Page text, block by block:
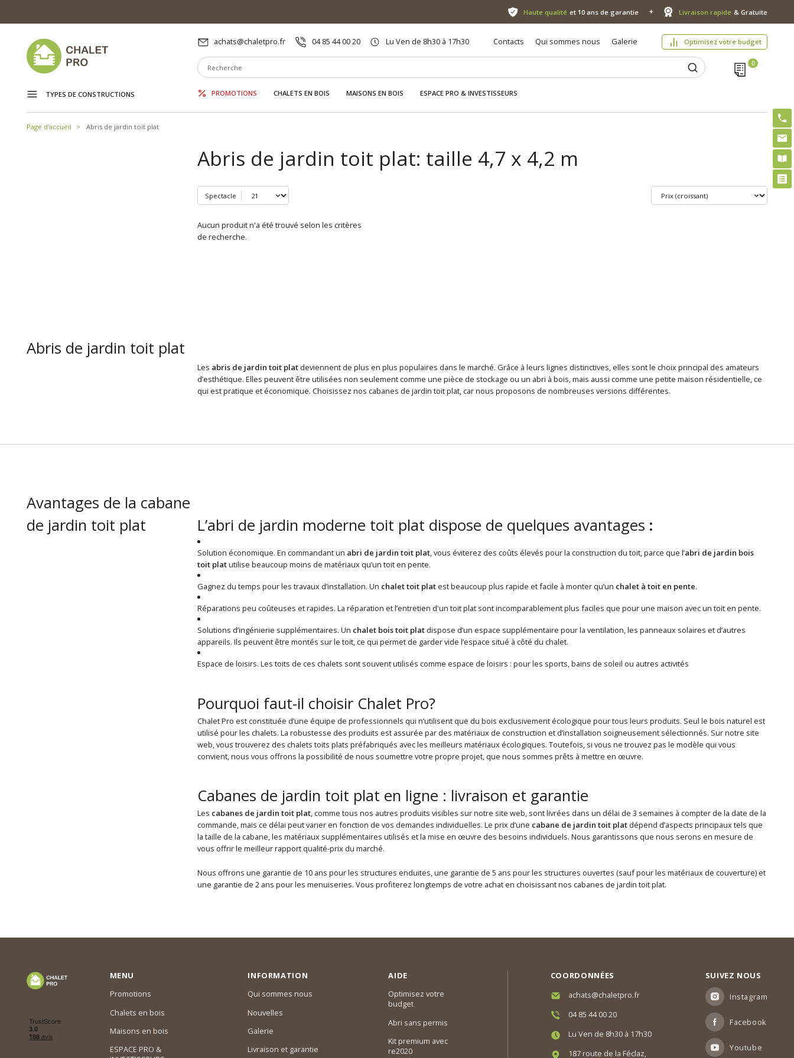
Haute qualité et 10 ans de garantie Livraison rapide & Gratuite
achats@chaletpro.fr 04 85 44 00 20 Lu Ven de 8h30 à 17h30 Contacts Qui sommes nous Galerie Optimisez votre budget
TYPES DE CONSTRUCTIONS PROMOTIONS CHALETS EN BOIS MAISONS EN BOIS ESPACE PRO & INVESTISSEURS
Page d'accueil Abris de jardin toit plat
Abris de jardin toit plat: taille 4,7 x 4,2 m
Spectacle
Aucun produit n'a été trouvé selon les critères
de recherche.
Abris de jardin toit plat
Les abris de jardin toit platdeviennent de plus en plus populaires dans le marché. Grâce à leurs lignes distinctives, elles sont le choix principal des amateurs
d’esthétique. Elles peuvent être utilisées non seulement comme une pièce de stockage ou un abri à bois, mais aussi comme une petite maison résidentielle, ce
qui est pratique et économique. Choisissez nos cabanes de jardin toit plat, car nous proposons de nombreuses versions différentes.
Avantages de la cabane
de jardin toit plat
L’abri de jardin moderne toit plat dispose de quelques avantages :
Solution économique. En commandant un abri de jardin toit plat, vous éviterez des coûts élevés pour la construction du toit, parce que l’abri de jardin bois
toit platutilise beaucoup moins de matériaux qu’un toit en pente.
Gagnez du temps pour les travaux d’installation. Un chalet toit platest beaucoup plus rapide et facile à monter qu’un chalet à toit en pente.
Réparations peu coûteuses et rapides. La réparation et l’entretien d'un toit plat sont incomparablement plus faciles que pour une maison avec un toit en pente.
Solutions d’ingénierie supplémentaires. Un chalet bois toit platdispose d’un espace supplémentaire pour la ventilation, les panneaux solaires et d’autres
appareils. Ils peuvent être montés sur le toit, ce qui permet de garder vide l’espace situé à côté du chalet.
Espace de loisirs. Les toits de ces chalets sont souvent utilisés comme espace de loisirs : pour les sports, bains de soleil ou autres activités
Pourquoi faut-il choisir Chalet Pro?
Chalet Pro est constituée d’une équipe de professionnels qui n’utilisent que du bois exclusivement écologique pour tous leurs produits. Seul le bois naturel est
utilisé pour les chalets. La robustesse des produits est assurée par des matériaux de construction et d’installation soigneusement sélectionnés. Sur notre site
web, vous trouverez des chalets toits plats préfabriqués avec les meilleurs matériaux écologiques. Toutefois, si vous ne trouvez pas le modèle qui vous
convient, nous vous offrons la possibilité de nous soumettre votre propre projet, que nous sommes prêts à mettre en œuvre.
Cabanes de jardin toit plat en ligne : livraison et garantie
Les cabanes de jardin toit plat, comme tous nos autres produits visibles sur notre site web, sont livrées dans un délai de 3 semaines à compter de la date de la
commande, mais ce délai peut varier en fonction de vos demandes individuelles. Le prix d’une cabane de jardin toit plat dépend d’aspects principaux tels que
la taille de la cabane, les matériaux supplémentaires utilisés et la mise en œuvre des besoins individuels. Nous garantissons que nous serons en mesure de
vous offrir le meilleur rapport qualité-prix du marché.
Nous offrons une garantie de 10 ans pour les structures enduites, une garantie de 5 ans pour les structures ouvertes (sauf pour les matériaux de couverture) et
une garantie de 2 ans pour les menuiseries. Vous profiterez longtemps de votre achat en choisissant nos cabanes de jardin toit plat.
MENU
Promotions
Chalets en bois
Maisons en bois
ESPACE PRO &
INFORMATION
Qui sommes nous
Nouvelles
Galerie
Livraison et garantie
AIDE
Optimisez votre
budget
Abri sans permis
Kit premium avec
re2020
COORDONNÉES
achats@chaletpro.fr
04 85 44 00 20
Lu Ven de 8h30 à 17h30
187 route de la Féclaz,
SUIVEZ NOUS
Instagram
Facebook
Youtube